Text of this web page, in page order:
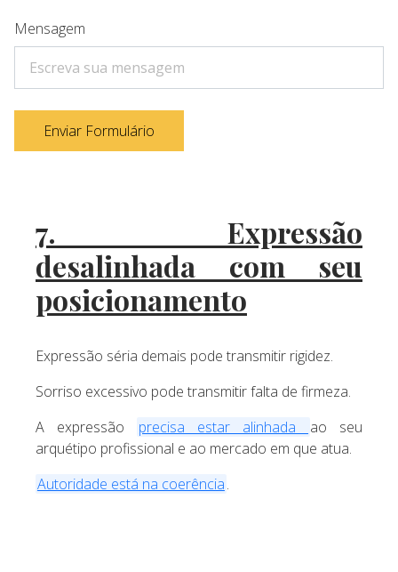
Mensagem
Enviar Formulário
7. Expressão
desalinhada com seu
posicionamento
Expressão séria demais pode transmitir rigidez.
Sorriso excessivo pode transmitir falta de firmeza.
A expressão
precisa estar alinhada
ao seu
arquétipo profissional e ao mercado em que atua.
Autoridade está na coerência.